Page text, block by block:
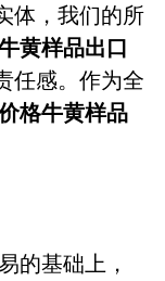
体，我们的所
黄样品出口
任感。作为全
格牛黄样品
的基础上，